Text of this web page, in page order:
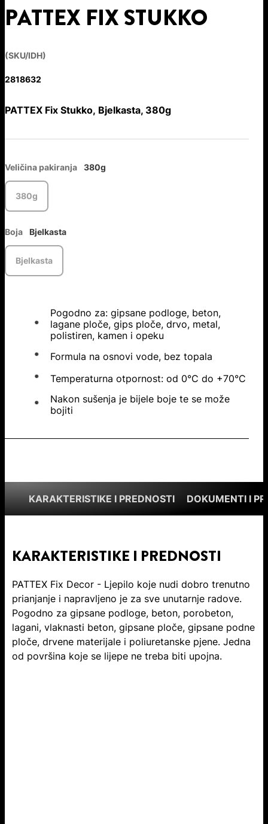
PATTEX FIX STUKKO
(SKU/IDH)
2818632
PATTEX Fix Stukko, Bjelkasta, 380g
Veličina pakiranja 380g
380g
Boja Bjelkasta
Bjelkasta
Pogodno za: gipsane podloge, beton,
lagane ploče, gips ploče, drvo, metal,
polistiren, kamen i opeku
Formula na osnovi vode, bez topala
Temperaturna otpornost: od 0°C do +70°C
Nakon sušenja je bijele boje te se može
bojiti
KARAKTERISTIKE I PREDNOSTI DOKUMENTI I
KARAKTERISTIKE I PREDNOSTI
PATTEX Fix Decor - Ljepilo koje nudi dobro trenutno
prianjanje i napravljeno je za sve unutarnje radove.
Pogodno za gipsane podloge, beton, porobeton,
lagani, vlaknasti beton, gipsane ploče, gipsane podne
ploče, drvene materijale i poliuretanske pjene. Jedna
od površina koje se lijepe ne treba biti upojna.